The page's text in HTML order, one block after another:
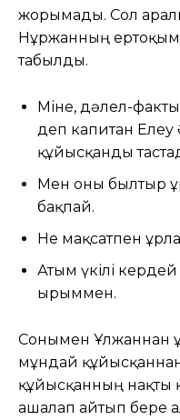
жорымады. Сол
Нұржанның
табылды.
Міне, дәлел-
деп капитан
құйысқанды
Мен оны былтыр
бақпай.
Не мақсатпен
Атым үкілі
ырыммен.
Сонымен Ұлжаннан
мұндай
құйысқанның нақты
ашалап айтып бере